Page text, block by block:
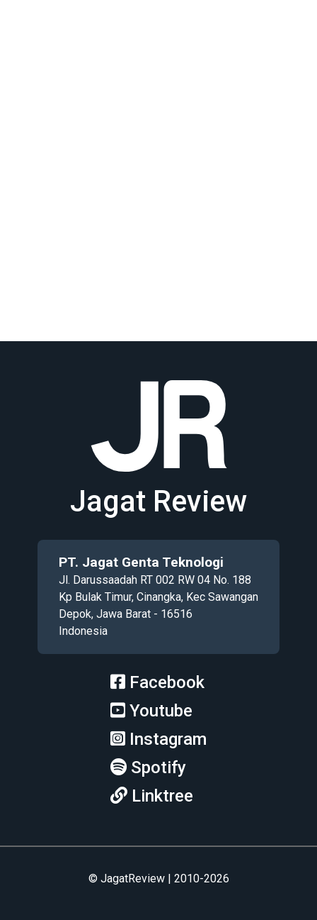
Jagat Review
PT. Jagat Genta Teknologi
Jl. Darussaadah RT 002 RW 04 No. 188
Kp Bulak Timur, Cinangka, Kec Sawangan
Depok, Jawa Barat - 16516
Indonesia
Facebook
Youtube
Instagram
Spotify
Linktree
© JagatReview | 2010-2026